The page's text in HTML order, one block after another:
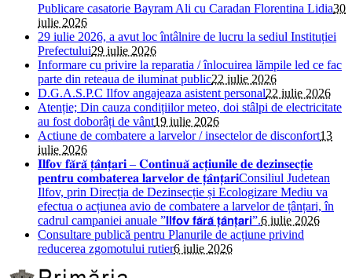
Publicare casatorie Bayram Ali cu Caradan Florentina Lidia30
iulie 2026
29 iulie 2026, a avut loc întâlnire de lucru la sediul Instituției
Prefectului29 iulie 2026
Informare cu privire la reparatia / înlocuirea lămpile led ce fac
parte din reteaua de iluminat public22 iulie 2026
D.G.A.S.P.C Ilfov angajeaza asistent personal22 iulie 2026
Atenție; Din cauza condițiilor meteo, doi stâlpi de electricitate
au fost doborâți de vânt19 iulie 2026
Actiune de combatere a larvelor / insectelor de disconfort13
iulie 2026
𝐈𝐥𝐟𝐨𝐯 𝐟𝐚̆𝐫𝐚̆ 𝐭̦𝐚̂𝐧𝐭̦𝐚𝐫𝐢 – 𝐂𝐨𝐧𝐭𝐢𝐧𝐮𝐚̆ 𝐚𝐜𝐭̦𝐢𝐮𝐧𝐢𝐥𝐞 𝐝𝐞 𝐝𝐞𝐳𝐢𝐧𝐬𝐞𝐜𝐭̦𝐢𝐞
𝐩𝐞𝐧𝐭𝐫𝐮 𝐜𝐨𝐦𝐛𝐚𝐭𝐞𝐫𝐞𝐚 𝐥𝐚𝐫𝐯𝐞𝐥𝐨𝐫 𝐝𝐞 𝐭̦𝐚̂𝐧𝐭̦𝐚𝐫𝐢Consiliul Judetean
Ilfov, prin Direcția de Dezinsecție și Ecologizare Mediu va
efectua o acțiunea avio de combatere a larvelor de țânțari, în
cadrul campaniei anuale ”𝗜𝗹𝗳𝗼𝘃 𝗳𝗮̆𝗿𝗮̆ 𝘁̦𝗮̂𝗻𝘁̦𝗮𝗿𝗶”.6 iulie 2026
Consultare publică pentru Planurile de acțiune privind
reducerea zgomotului rutier6 iulie 2026